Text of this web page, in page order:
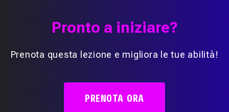
Pronto a iniziare?
Prenota questa lezione e migliora le tue abilità!
PRENOTA ORA